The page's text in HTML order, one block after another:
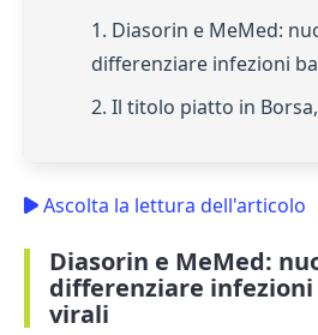
1. Diasorin e MeMed:
differenziare infezioni
2. Il titolo piatto in
Ascolta la lettura dell'articolo
Diasorin e MeMed:
differenziare
virali